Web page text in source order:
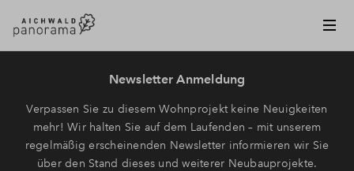
Newsletter Anmeldung
Verpassen Sie zu diesem Wohnprojekt keine Neuigkeiten
mehr! Wir halten Sie auf dem Laufenden – mit unserem
regelmäßig erscheinenden Newsletter informieren wir Sie
über den Stand dieses und weiterer Neubauprojekte.